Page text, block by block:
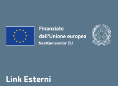
Link Esterni